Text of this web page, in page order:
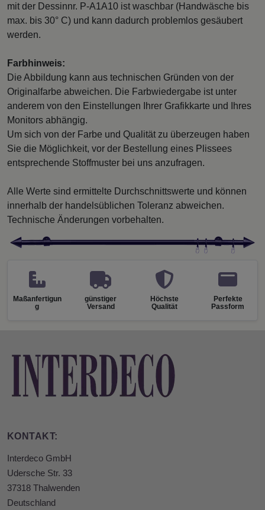
mit der Dessinnr. P-A1A10 ist waschbar (Handwäsche bis
max. bis 30° C) und kann dadurch problemlos gesäubert
werden.
Farbhinweis:
Die Abbildung kann aus technischen Gründen von der
Originalfarbe abweichen. Die Farbwiedergabe ist unter
anderem von den Einstellungen Ihrer Grafikkarte und Ihres
Monitors abhängig.
Um sich von der Farbe und Qualität zu überzeugen haben
Sie die Möglichkeit, vor der Bestellung eines Plissees
entsprechende Stoffmuster bei uns anzufragen.
Alle Werte sind ermittelte Durchschnittswerte und können
innerhalb der handelsüblichen Toleranz abweichen.
Technische Änderungen vorbehalten.
Maßanfertigun
g
günstiger
Versand
Höchste
Qualität
Perfekte
Passform
KONTAKT:
Interdeco GmbH
Udersche Str. 33
37318 Thalwenden
Deutschland